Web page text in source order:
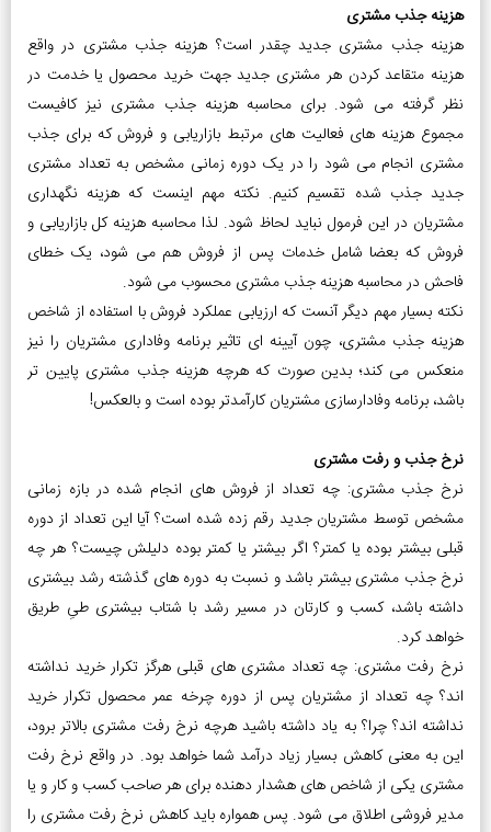
هزینه جذب مشتری
هزینه جذب مشتری جدید چقدر است؟ هزینه جذب مشتری در واقع
هزینه متقاعد کردن هر مشتری جدید جهت خرید محصول یا خدمت در
نظر گرفته می شود. برای محاسبه هزینه جذب مشتری نیز کافیست
مجموع هزینه های فعالیت های مرتبط بازاریابی و فروش که برای جذب
مشتری انجام می شود را در یک دوره زمانی مشخص به تعداد مشتری
جدید جذب شده تقسیم کنیم. نکته مهم اینست که هزینه نگهداری
مشتریان در این فرمول نباید لحاظ شود. لذا محاسبه هزینه کل بازاریابی و
فروش که بعضا شامل خدمات پس از فروش هم می شود، یک خطای
فاحش در محاسبه هزینه جذب مشتری محسوب می شود.
نکته بسیار مهم دیگر آنست که ارزیابی عملکرد فروش با استفاده از شاخص
هزینه جذب مشتری، چون آیینه ای تاثیر برنامه وفاداری مشتریان را نیز
منعکس می کند؛ بدین صورت که هرچه هزینه جذب مشتری پایین تر
باشد، برنامه وفادارسازی مشتریان کارآمدتر بوده است و بالعکس!
نرخ جذب و رفت مشتری
نرخ جذب مشتری: چه تعداد از فروش های انجام شده در بازه زمانی
مشخص توسط مشتریان جدید رقم زده شده است؟ آیا این تعداد از دوره
قبلی بیشتر بوده یا کمتر؟ اگر بیشتر یا کمتر بوده دلیلش چیست؟ هر چه
نرخ جذب مشتری بیشتر باشد و نسبت به دوره های گذشته رشد بیشتری
داشته باشد، کسب و کارتان در مسیر رشد با شتاب بیشتری طیِ طریق
خواهد کرد.
نرخ رفت مشتری: چه تعداد مشتری های قبلی هرگز تکرار خرید نداشته
اند؟ چه تعداد از مشتریان پس از دوره چرخه عمر محصول تکرار خرید
نداشته اند؟ چرا؟ به یاد داشته باشید هرچه نرخ رفت مشتری بالاتر برود،
این به معنی کاهش بسیار زیاد درآمد شما خواهد بود. در واقع نرخ رفت
مشتری یکی از شاخص های هشدار دهنده برای هر صاحب کسب و کار و یا
مدیر فروشی اطلاق می شود. پس همواره باید کاهش نرخ رفت مشتری را